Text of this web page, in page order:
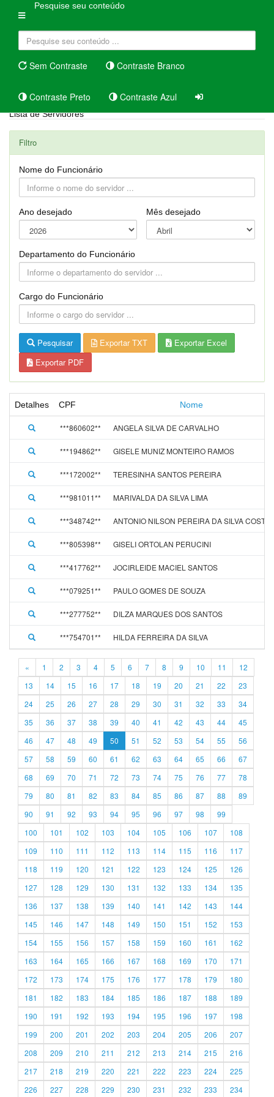
Pesquise seu conteúdo
Sem Contraste Contraste Branco
Contraste Preto Contraste Azul
Lista de Servidores
Filtro
Nome do Funcionário
Ano desejado Mês desejado
Departamento do Funcionário
Cargo do Funcionário
Pesquisar Exportar TXT
Exportar Excel
Exportar PDF
Detalhes CPF Nome
***860602** ANGELA SILVA DE CARVALHO
***194862** GISELE MUNIZ MONTEIRO RAMOS
***172002** TERESINHA SANTOS PEREIRA
***981011** MARIVALDA DA SILVA LIMA
***348742** ANTONIO NILSON PEREIRA DA SILVA COSTA
***805398** GISELI ORTOLAN PERUCINI
***417762** JOCIRLEIDE MACIEL SANTOS
***079251** PAULO GOMES DE SOUZA
***277752** DILZA MARQUES DOS SANTOS
***754701** HILDA FERREIRA DA SILVA
« 1 2 3 4 5 6 7 8 9 10 11
12
13
14 15 16 17 18 19 20 21 22
23
24
25 26 27 28 29 30 31 32 33
34
35
36 37 38 39 40 41 42 43 44
45
46
47 48 49 50 51 52 53 54 55
56
57
58 59 60 61 62 63 64 65 66
67
68
69 70 71 72 73 74 75 76 77
78
79
80 81 82 83 84 85 86 87 88
89
90
91 92 93 94 95 96 97 98
99
100
101 102 103 104 105 106 107
108
109
110 111 112 113 114 115 116
117
118
119 120 121 122 123 124 125
126
127
128 129 130 131 132 133 134
135
136
137 138 139 140 141 142 143
144
145
146 147 148 149 150 151 152
153
154
155 156 157 158 159 160 161
162
163
164 165 166 167 168 169 170
171
172
173 174 175 176 177 178 179
180
181
182 183 184 185 186 187 188
189
190
191 192 193 194 195 196 197
198
199
200 201 202 203 204 205 206
207
208
209 210 211 212 213 214 215
216
217
218 219 220 221 222 223 224
225
226
227 228 229 230 231 232 233 234